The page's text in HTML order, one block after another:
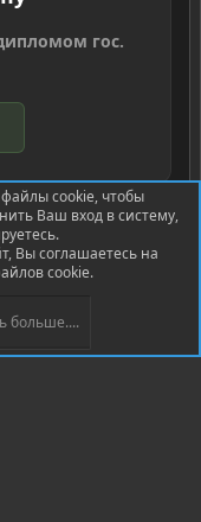
гос.
XenForo Ltd.
cookie, чтобы
Ваш вход в систему,
Вы соглашаетесь на
cookie.
больше....